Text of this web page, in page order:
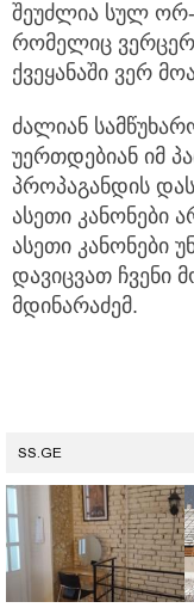
შეუძლია სულ ორ-
რომელიც
ქვეყანაში ვერ
ძალიან
უერთდებიან იმ
პროპაგანდის
ასეთი კანონები
ასეთი კანონები
დავიცვათ ჩვენი
მდინარაძემ.
SS.GE